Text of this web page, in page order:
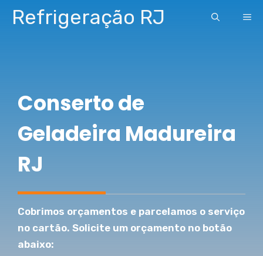
Pular
paraRefrigeração RJ
Conserto de
Geladeira Madureira
RJ
Cobrimos orçamentos e parcelamos o serviço
no cartão. Solicite um orçamento no botão
abaixo: